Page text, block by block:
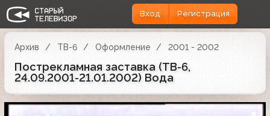
Вход Регистрация
Архив ТВ-6 Оформление 2001 - 2002
Пострекламная заставка (ТВ-6,
24.09.2001-21.01.2002) Вода